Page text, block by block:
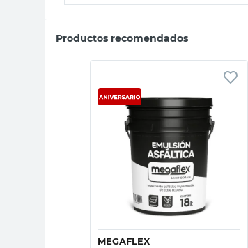
Productos recomendados
Vista rápida
MEGAFLEX